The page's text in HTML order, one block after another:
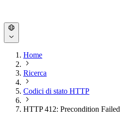
Home
Ricerca
Codici di stato HTTP
HTTP 412: Precondition Failed